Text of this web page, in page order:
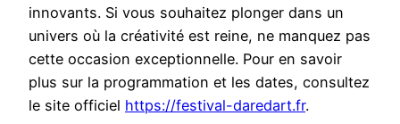
innovants. Si vous souhaitez plonger dans un
univers où la créativité est reine, ne manquez pas
cette occasion exceptionnelle. Pour en savoir
plus sur la programmation et les dates, consultez
le site officiel https://festival-daredart.fr.